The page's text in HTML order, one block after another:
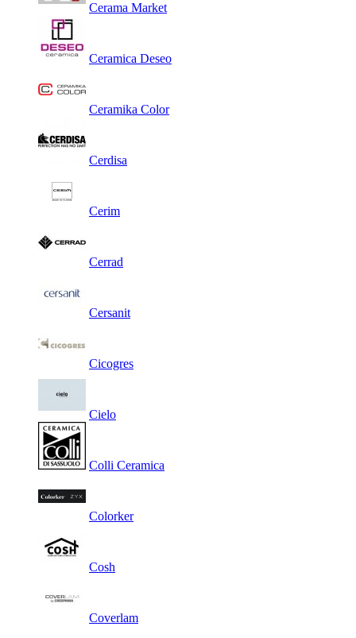
Cerama Market
Ceramica Deseo
Ceramika Color
Cerdisa
Cerim
Cerrad
Cersanit
Cicogres
Cielo
Colli Ceramica
Colorker
Cosh
Coverlam